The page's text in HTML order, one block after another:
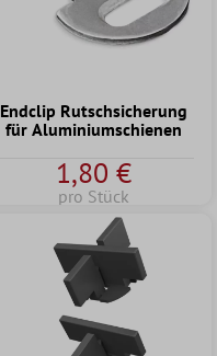
Endclip Rutschsicherung
für Aluminiumschienen
1,80 €
pro Stück